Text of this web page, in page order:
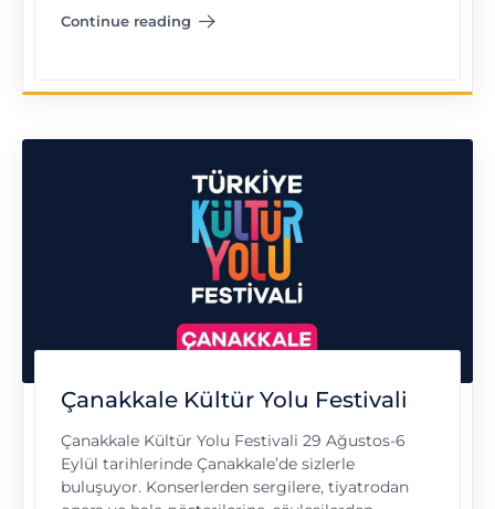
Continue reading
"Diyarbakır Kültür Yolu Festivali"
Çanakkale Kültür Yolu Festivali
Çanakkale Kültür Yolu Festivali 29 Ağustos-6
Eylül tarihlerinde Çanakkale’de sizlerle
buluşuyor. Konserlerden sergilere, tiyatrodan